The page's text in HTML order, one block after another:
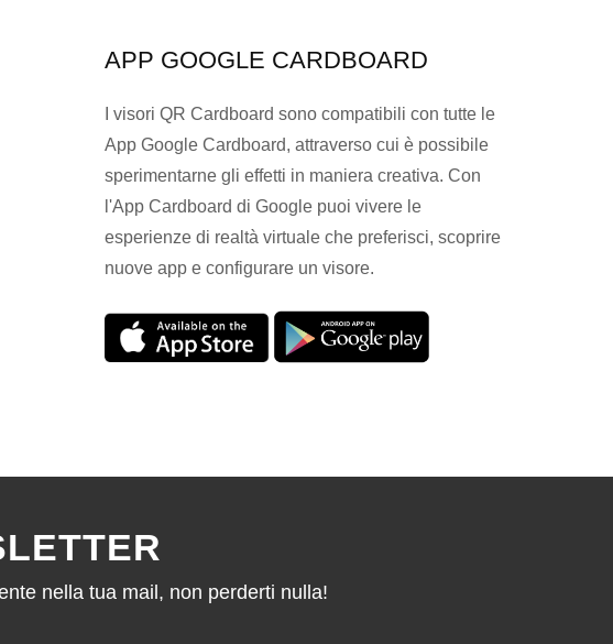
APP GOOGLE CARDBOARD
I visori QR Cardboard sono compatibili con tutte le
App Google Cardboard, attraverso cui è possibile
sperimentarne gli effetti in maniera creativa. Con
l'App Cardboard di Google puoi vivere le
esperienze di realtà virtuale che preferisci, scoprire
nuove app e configurare un visore.
nella tua mail, non perderti nulla!